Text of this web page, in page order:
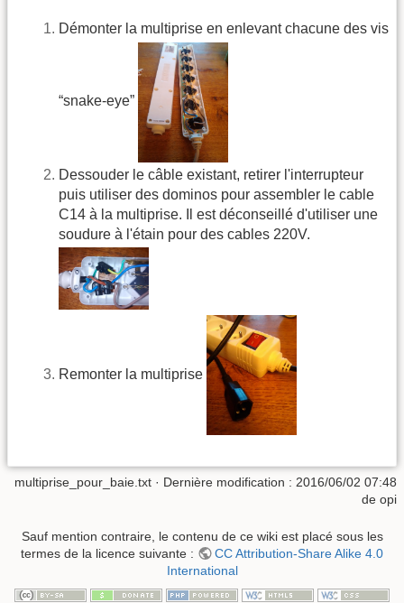
Démonter la multiprise en enlevant chacune des vis
“snake-eye”
Dessouder le câble existant, retirer l'interrupteur
puis utiliser des dominos pour assembler le cable
C14 à la multiprise. Il est déconseillé d'utiliser une
soudure à l'étain pour des cables 220V.
Remonter la multiprise
multiprise_pour_baie.txt · Dernière modification : 2016/06/02 07:48
de opi
Sauf mention contraire, le contenu de ce wiki est placé sous les
termes de la licence suivante :
CC Attribution-Share Alike 4.0
International